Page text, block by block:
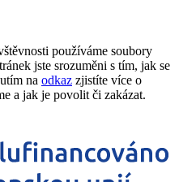
používáme soubory
jste srozuměni s tím, jak se
na odkaz zjistíte více o
a jak je povolit či zakázat.